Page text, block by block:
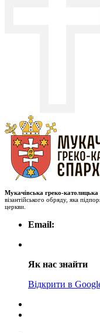
Мукачівська греко-католицька
візантійського обряду, яка
церкви.
Email:
Як нас знайти
Відкрити в